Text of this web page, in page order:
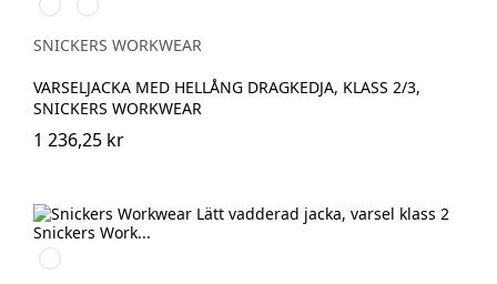
vis
orange
vis
yellow
SNICKERS WORKWEAR
VARSELJACKA MED HELLÅNG DRAGKEDJA, KLASS 2/3,
SNICKERS WORKWEAR
1 236,25 kr
High
vis